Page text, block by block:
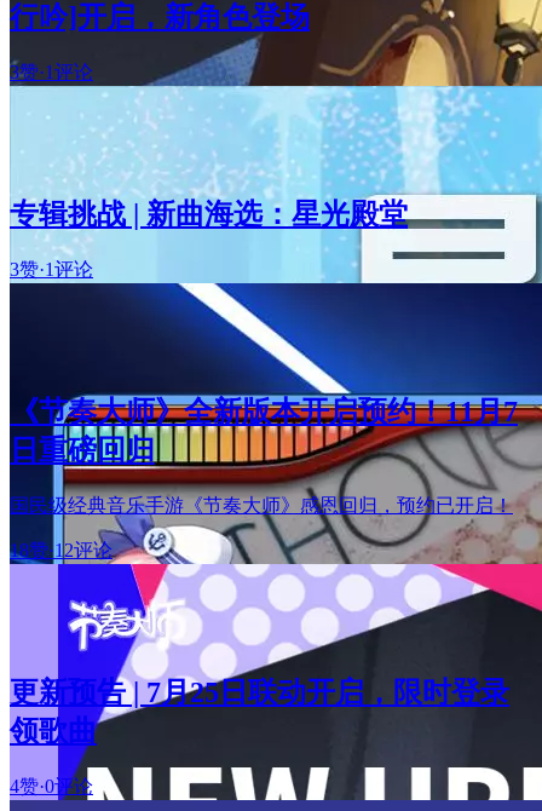
行吟]开启，新角色登场
3赞·1评论
专辑挑战 | 新曲海选：星光殿堂
3赞·1评论
《节奏大师》全新版本开启预约！11月7
日重磅回归
国民级经典音乐手游《节奏大师》感恩回归，预约已开启！
18赞·12评论
更新预告 | 7月25日联动开启，限时登录
领歌曲
4赞·0评论